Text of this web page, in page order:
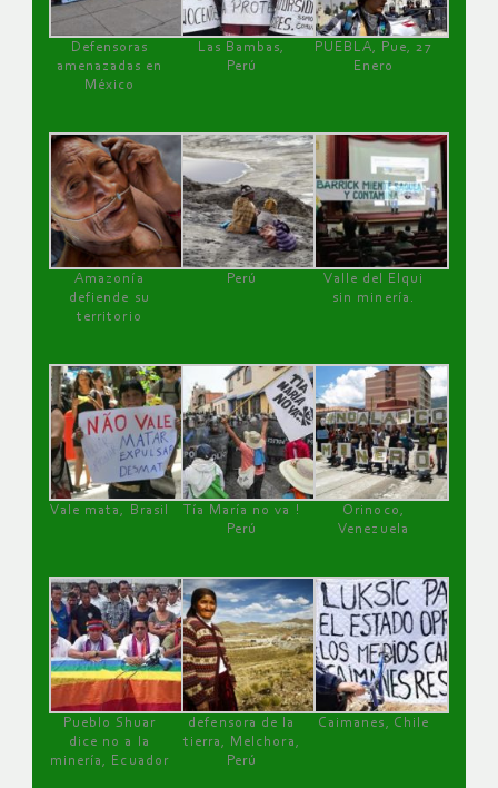
Defensoras
amenazadas en
México
Las Bambas,
Perú
PUEBLA, Pue, 27
Enero
Amazonía
defiende su
territorio
Perú
Valle del Elqui
sin minería.
Vale mata, Brasil
Tía María no va !
Perú
Orinoco,
Venezuela
Pueblo Shuar
dice no a la
minería, Ecuador
defensora de la
tierra, Melchora,
Perú
Caimanes, Chile